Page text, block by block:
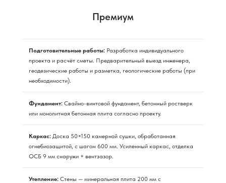
Премиум
Подготовительные работы: Разработка индивидуального
проекта и расчёт сметы. Предварительный выезд инженера,
геодезические работы и разметка, геологические работы (при
необходимости).
Фундамент: Свайно-винтовой фундамент, бетонный ростверк
или монолитная бетонная плита согласно проекту.
Каркас: Доска 50×150 камерной сушки, обработанная
огнебиозащитой, с шагом 600 мм. Усиленный каркас, отделка
ОСБ 9 мм снаружи + вентзазор.
Утепление: Стены — минеральная плита 200 мм с